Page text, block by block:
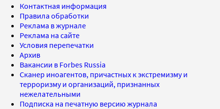
Контактная информация
Правила обработки
Реклама в журнале
Реклама на сайте
Условия перепечатки
Архив
Вакансии в Forbes Russia
Сканер иноагентов, причастных к экстремизму и
терроризму и организаций, признанных
нежелательными
Подписка на печатную версию журнала